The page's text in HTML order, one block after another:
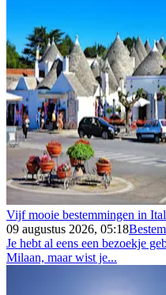
Vijf mooie bestemmingen in
09 augustus 2026, 05:18
Je hebt al eens een bezoekje
Milaan, maar wist je...